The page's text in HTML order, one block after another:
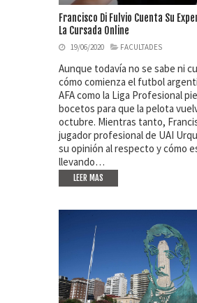
Francisco Di Fulvio Cuenta Su
La Cursada Online
19/06/2020 FACULTADES
Aunque todavía no se sabe ni
cómo comienza el futbol
AFA como la Liga Profesional
bocetos para que la pelota
octubre. Mientras tanto,
jugador profesional de UAI
su opinión al respecto y cómo
llevando…
LEER MAS